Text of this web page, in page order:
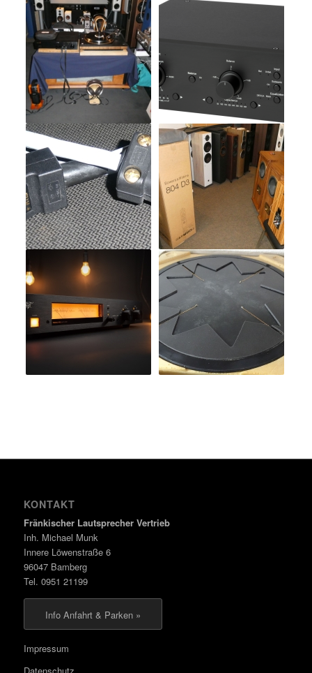
KONTAKT
Fränkischer Lautsprecher Vertrieb
Inh. Michael Munk
Innere Löwenstraße 6
96047 Bamberg
Tel. 0951 21199
Info Anfahrt & Parken »
Impressum